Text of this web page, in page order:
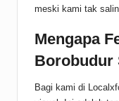
meski kami tak
Mengapa
Borobudur
Bagi kami di